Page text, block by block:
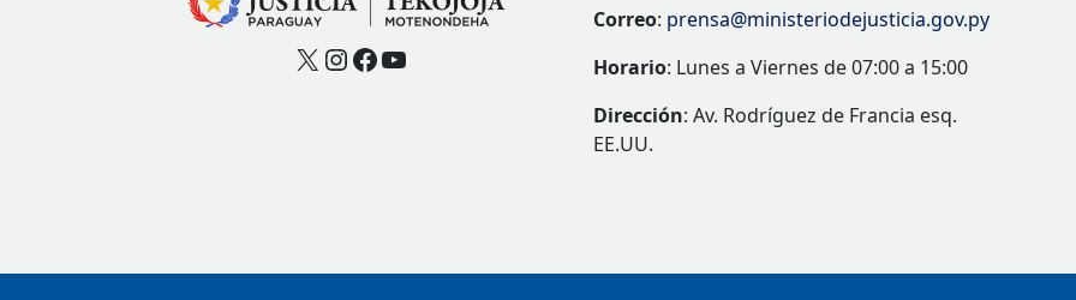
X Instagram
Facebook
YouTube
Correo: prensa@ministeriodejusticia.gov.py
Horario: Lunes a Viernes de 07:00 a 15:00
Dirección: Av. Rodríguez de Francia esq.
EE.UU.